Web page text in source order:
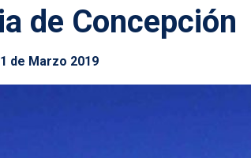
de Concepción
de Marzo 2019